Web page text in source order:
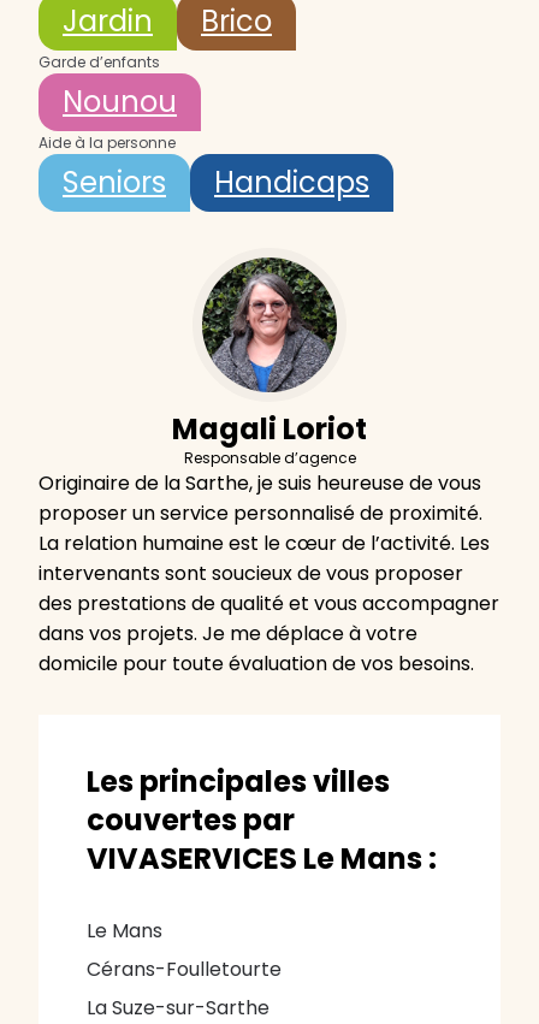
Jardin
Brico
Garde d’enfants
Nounou
Aide à la personne
Seniors Handicaps
Magali Loriot
Responsable d’agence
Originaire de la Sarthe, je suis heureuse de vous
proposer un service personnalisé de proximité.
La relation humaine est le cœur de l’activité. Les
intervenants sont soucieux de vous proposer
des prestations de qualité et vous accompagner
dans vos projets. Je me déplace à votre
domicile pour toute évaluation de vos besoins.
Les principales villes
couvertes par
VIVASERVICES Le Mans :
Le Mans
Cérans-Foulletourte
La Suze-sur-Sarthe